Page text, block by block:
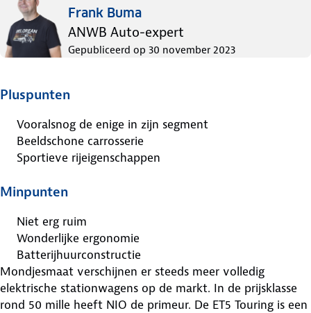
Frank Buma
ANWB Auto-expert
Gepubliceerd op 30 november 2023
Pluspunten
Vooralsnog de enige in zijn segment
Beeldschone carrosserie
Sportieve rijeigenschappen
Minpunten
Niet erg ruim
Wonderlijke ergonomie
Batterijhuurconstructie
Mondjesmaat verschijnen er steeds meer volledig
elektrische stationwagens op de markt. In de prijsklasse
rond 50 mille heeft NIO de primeur. De ET5 Touring is een